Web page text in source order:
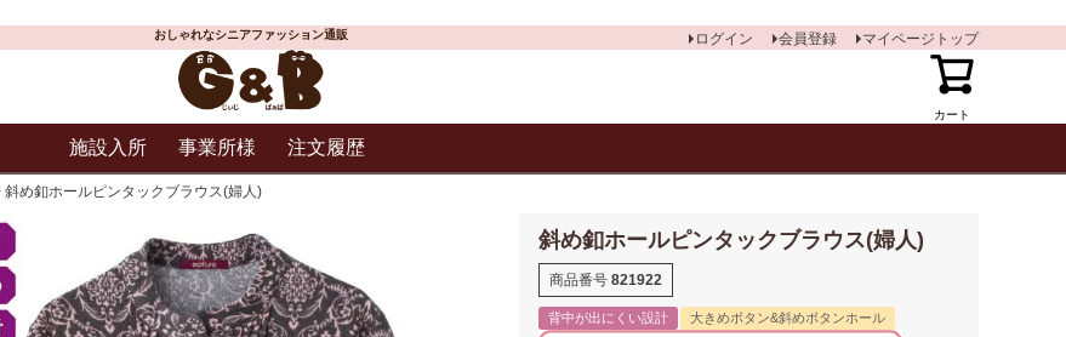
おしゃれなシニアファッション通販
カート
ログイン 会員登録 マイページトップ
施設入所 事業所様 注文履歴
斜め釦ホールピンタックブラウス(婦人)
斜め釦ホールピンタックブラウス(婦人)
商品番号 821922
背中が出にくい設計 大きめボタン&斜めボタンホール